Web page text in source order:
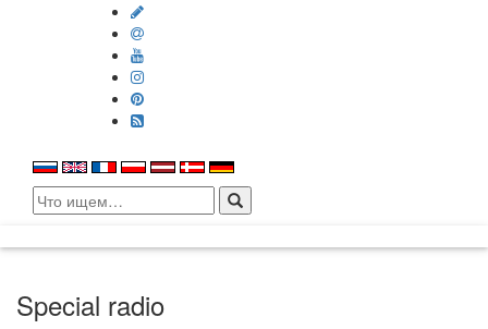
Search
for:
Special radio